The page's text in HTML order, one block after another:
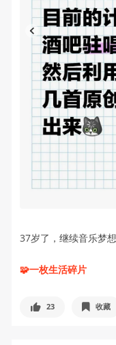
37岁了，继续音乐梦
🧩一枚生活碎片
23 收藏